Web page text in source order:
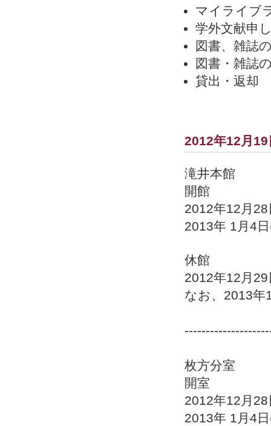
マイライブ
学外文献申
図書、雑誌
図書・雑誌
貸出・返却
2012年12月
滝井本館
開館
2012年12月
2013年 1月4
休館
2012年12月
なお、2013年
枚方分室
開室
2012年12月
2013年 1月4